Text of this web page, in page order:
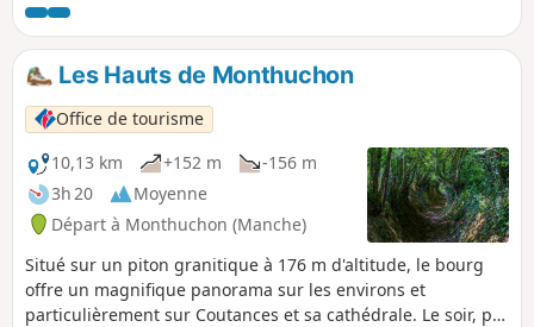
l'association Bocage et Patrimoine
Munevillais en 2024. L'entretien de quelques
chemins est effectué par des bénévoles,
suivant la disponibilité de chacun, et il se
peut que l'herbe soit un peu haute à
certains moments de l'année.
Les Hauts de Monthuchon
Office de tourisme
10,13 km
+152 m
-156 m
3h 20
Moyenne
Départ à Monthuchon (Manche)
Situé sur un piton granitique à 176 m d'altitude, le bourg
offre un magnifique panorama sur les environs et
particulièrement sur Coutances et sa cathédrale. Le soir, par